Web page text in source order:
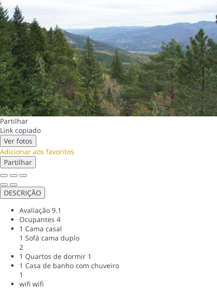
Partilhar
Link copiado
Ver fotos
Adicionar aos favoritos
Partilhar
DESCRIÇÃO
Avaliação 9.1
Ocupantes 4
1 Cama casal
1 Sofá cama duplo
2
1 Quartos de dormir 1
1 Casa de banho com chuveiro
1
wifi wifi